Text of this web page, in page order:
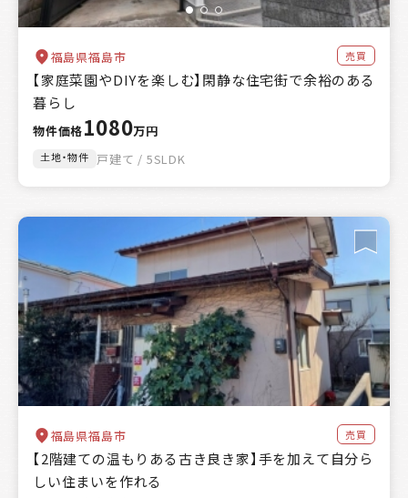
福島県福島市 売買
【家庭菜園やDIYを楽しむ】閑静な住宅街で余裕のある
暮らし
物件価格1080万円
土地・物件 戸建て / 5SLDK
福島県福島市 売買
【2階建ての温もりある古き良き家】手を加えて自分ら
しい住まいを作れる